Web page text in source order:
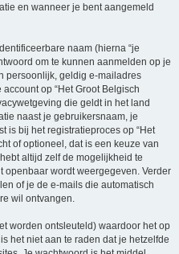
en wanneer je bent aangemeld
naam (hierna “je
om te kunnen aanmelden op je
persoonlijk, geldig e-mailadres
op “Het Groot Belgisch
die geldt in het land
naast je gebruikersnaam, je
is bij het registratieproces op “Het
of optioneel, dat is een keuze van
altijd zelf de mogelijkheid te
openbaar wordt weergegeven. Verder
of je de e-mails die automatisch
wil ontvangen.
worden ontsleuteld) waardoor het op
het niet aan te raden dat je hetzelfde